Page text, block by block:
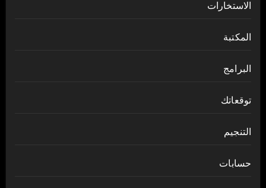
الاستخارات
المكتبة
البرامج
توقعاتك
التنجيم
حسابات